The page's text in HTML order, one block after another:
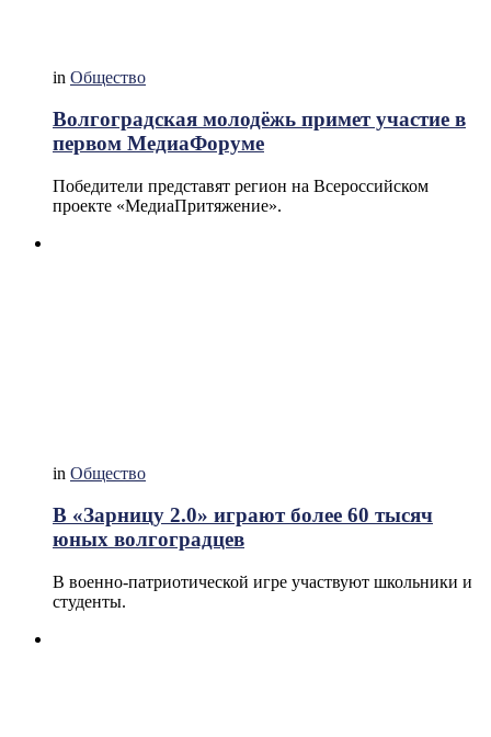
in Общество
Волгоградская молодёжь примет участие в
первом МедиаФоруме
Победители представят регион на Всероссийском
проекте «МедиаПритяжение».
in Общество
В «Зарницу 2.0» играют более 60 тысяч
юных волгоградцев
В военно-патриотической игре участвуют школьники и
студенты.